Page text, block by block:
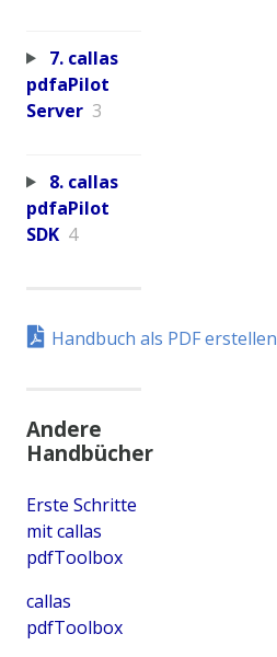
7. callas
pdfaPilot
Server 3
8. callas
pdfaPilot
SDK 4
Handbuch als PDF erstellen
Andere
Handbücher
Erste Schritte
mit callas
pdfToolbox
callas
pdfToolbox